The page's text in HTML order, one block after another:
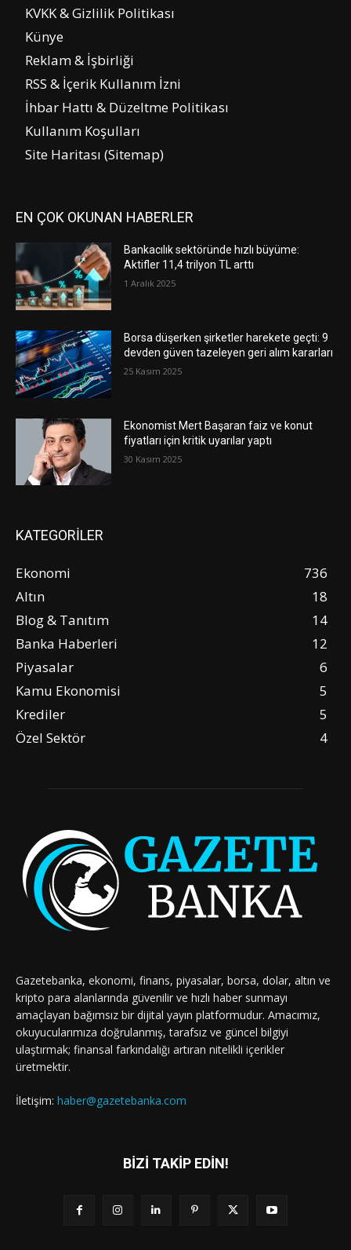
KVKK & Gizlilik Politikası
Künye
Reklam & İşbirliği
RSS & İçerik Kullanım İzni
İhbar Hattı & Düzeltme Politikası
Kullanım Koşulları
Site Haritası (Sitemap)
EN ÇOK OKUNAN HABERLER
Bankacılık sektöründe hızlı büyüme:
Aktifler 11,4 trilyon TL arttı
1 Aralık 2025
Borsa düşerken şirketler harekete geçti: 9
devden güven tazeleyen geri alım kararları
25 Kasım 2025
Ekonomist Mert Başaran faiz ve konut
fiyatları için kritik uyarılar yaptı
30 Kasım 2025
KATEGORİLER
Ekonomi
736
Altın
18
Blog & Tanıtım
14
Banka Haberleri
12
Piyasalar
6
Kamu Ekonomisi
5
Krediler
5
Özel Sektör
4
Gazetebanka, ekonomi, finans, piyasalar, borsa, dolar, altın ve
kripto para alanlarında güvenilir ve hızlı haber sunmayı
amaçlayan bağımsız bir dijital yayın platformudur. Amacımız,
okuyucularımıza doğrulanmış, tarafsız ve güncel bilgiyi
ulaştırmak; finansal farkındalığı artıran nitelikli içerikler
üretmektir.
İletişim: haber@gazetebanka.com
BİZİ TAKİP EDİN!